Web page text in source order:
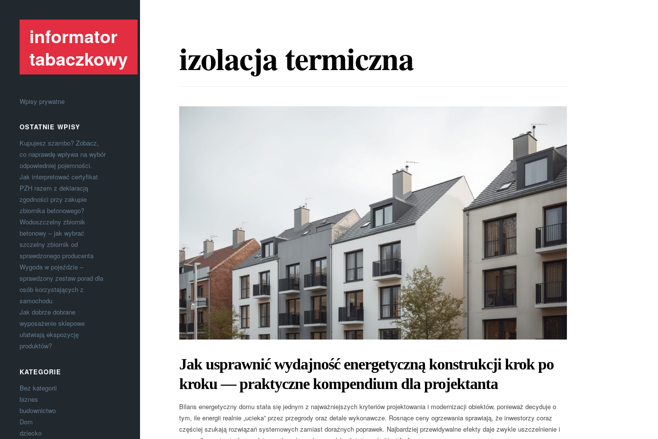
informator
tabaczkowy
Wpisy prywatne
OSTATNIE WPISY
Kupujesz szambo? Zobacz,
co naprawdę wpływa na wybór
odpowiedniej pojemności.
Jak interpretować certyfikat
PZH razem z deklaracją
zgodności przy zakupie
zbiornika betonowego?
Wodoszczelny zbiornik
betonowy – jak wybrać
szczelny zbiornik od
sprawdzonego producenta
Wygoda w pojeździe –
sprawdzony zestaw porad dla
osób korzystających z
samochodu
Jak dobrze dobrane
wyposażenie sklepowe
ułatwiają ekspozycję
produktów?
KATEGORIE
Bez kategorii
biznes
budownictwo
Dom
dziecko
izolacja termiczna
Jak usprawnić wydajność energetyczną konstrukcji krok po
kroku — praktyczne kompendium dla projektanta
Bilans energetyczny domu stała się jednym z najważniejszych kryteriów projektowania i modernizacji obiektów, ponieważ decyduje o
tym, ile energii realnie „ucieka” przez przegrody oraz detale wykonawcze. Rosnące ceny ogrzewania sprawiają, że inwestorzy coraz
częściej szukają rozwiązań systemowych zamiast doraźnych poprawek. Najbardziej przewidywalne efekty daje zwykle uszczelnienie i